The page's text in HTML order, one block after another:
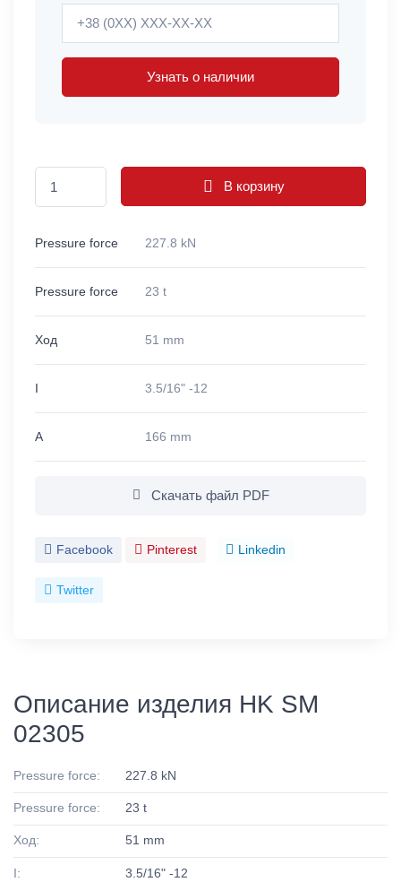
Узнать о наличии
В корзину
Pressure force 227.8 kN
Pressure force 23 t
Ход 51 mm
I 3.5/16" -12
A 166 mm
Скачать файл PDF
Facebook Pinterest Linkedin
Twitter
Описание изделия HK SM
02305
Pressure force: 227.8 kN
Pressure force: 23 t
Ход: 51 mm
I: 3.5/16" -12